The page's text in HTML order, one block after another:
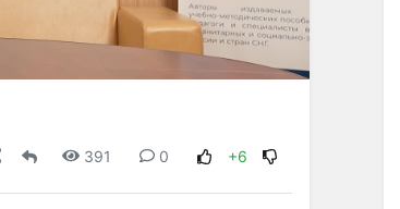
391 0 +6